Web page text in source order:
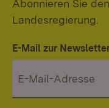
Abonnieren Sie
Landesregierung.
E-Mail zur